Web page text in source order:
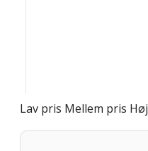
Lav pris Mellem pris